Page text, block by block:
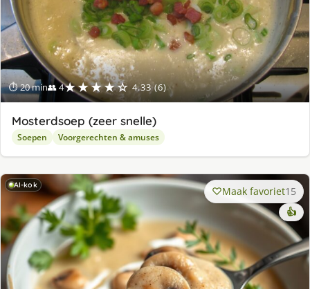
⏱ 20 min👥 4★★★★☆ 4.33 (6)
Mosterdsoep (zeer snelle)
Soepen Voorgerechten & amuses
AI-kok Maak favoriet15
👍